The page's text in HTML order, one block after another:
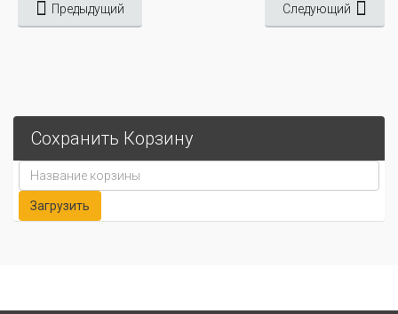
Предыдущий Следующий
Сохранить Корзину